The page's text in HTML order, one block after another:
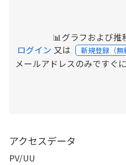
📊グラフおよび推
ログイン 又は 新規登録（
メールアドレスのみですぐ
アクセスデータ
PV/UU